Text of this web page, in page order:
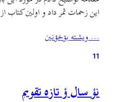
اين زحمات ثمر داد و اولين کتاب
اینجا در فرمت پی‌دی‌اف دریافت
… ويشته بۊخؤنين
11
نؤ سال ؤ تازه تقویم